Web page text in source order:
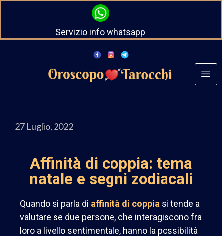
Servizio info whatsapp
27 Luglio, 2022
Affinità di coppia: tema
natale e segni zodiacali
Quando si parla di affinità di coppia si tende a
valutare se due persone, che interagiscono fra
loro a livello sentimentale, hanno la possibilità